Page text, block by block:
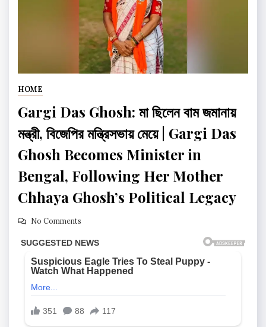
HOME
Gargi Das Ghosh: মা ছিলেন বাম জমানায়
মন্ত্রী, বিজেপির মন্ত্রিসভায় মেয়ে | Gargi Das
Ghosh Becomes Minister in
Bengal, Following Her Mother
Chhaya Ghosh’s Political Legacy
No Comments